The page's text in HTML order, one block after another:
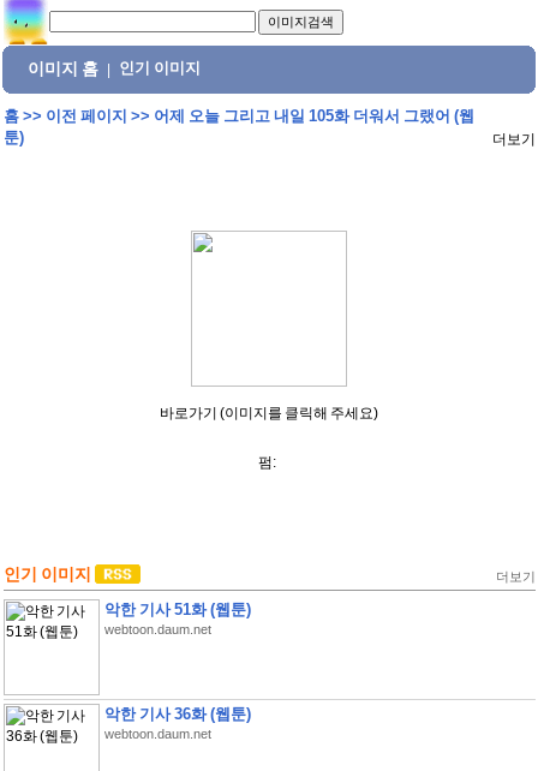
이미지 홈 인기 이미지
홈>> 이전 페이지 >> 어제 오늘 그리고 내일 105화 더워서 그랬어 (웹
툰)
더보기
바로가기 (이미지를 클릭해 주세요)
펌:
인기 이미지 더보기
악한 기사 51화 (웹툰)
webtoon.daum.net
악한 기사 36화 (웹툰)
webtoon.daum.net